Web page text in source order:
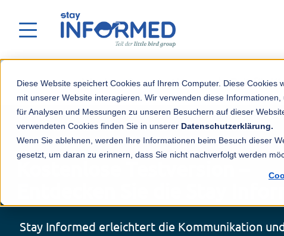
Diese Website speichert Cookies auf Ihrem Computer. Diese
mit unserer Website interagieren. Wir verwenden diese
für Analysen und Messungen zu unseren Besuchern auf dieser
verwendeten Cookies finden Sie in unserer Datenschutzerklärung.
Wenn Sie ablehnen, werden Ihre Informationen beim Besuch dieser
gesetzt, um daran zu erinnern, dass Sie nicht nachverfolgt werden
Entdecken Sie die Stay
Stay Informed erleichtert die Kommunikation
Weniger Organisation – mehr Zeit für